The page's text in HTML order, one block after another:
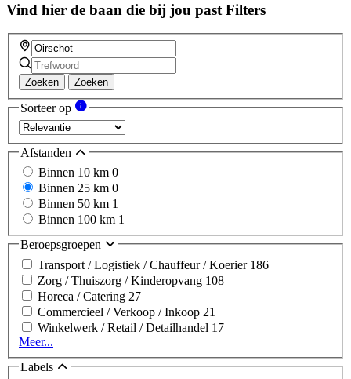
Vind hier de baan die bij jou past Filters
Zoeken Zoeken
Sorteer op
Afstanden
Binnen 10 km 0
Binnen 25 km 0
Binnen 50 km 1
Binnen 100 km 1
Beroepsgroepen
Transport / Logistiek / Chauffeur / Koerier 186
Zorg / Thuiszorg / Kinderopvang 108
Horeca / Catering 27
Commercieel / Verkoop / Inkoop 21
Winkelwerk / Retail / Detailhandel 17
Meer...
Labels